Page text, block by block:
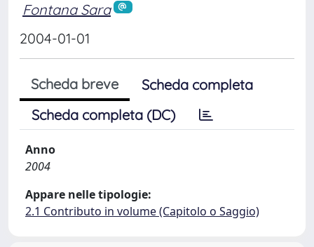
Fontana Sara
2004-01-01
Scheda breve
Scheda completa
Scheda completa (DC)
Anno
2004
Appare nelle tipologie:
2.1 Contributo in volume (Capitolo o Saggio)